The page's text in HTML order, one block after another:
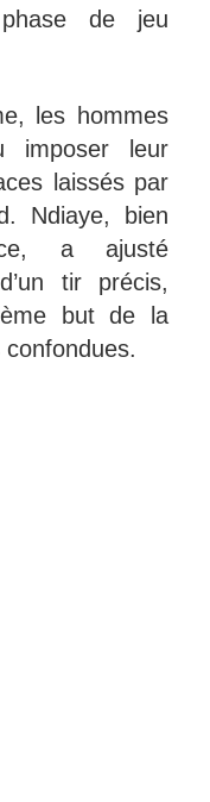
de jeu
les hommes
imposer leur
laissés par
Ndiaye, bien
a ajusté
tir précis,
but de la